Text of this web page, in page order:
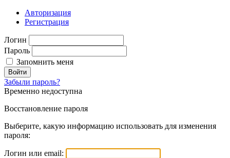
Авторизация
Регистрация
Логин
Пароль
Запомнить меня
Войти
Забыли пароль?
Временно недоступна
Восстановление пароля
Выберите, какую информацию использовать для изменения
пароля:
Логин или email: